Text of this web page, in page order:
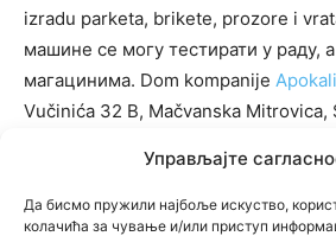
Управљајте
Да бисмо пружили најбоље искуство,
колачића за чување и/или приступ
izradu parketa, brikete, prozore i
машине се могу тестирати у раду,
магацинима. Dom kompanije
Vučinića 32 B, Mačvanska Mitrovica,
KATEGORIJE